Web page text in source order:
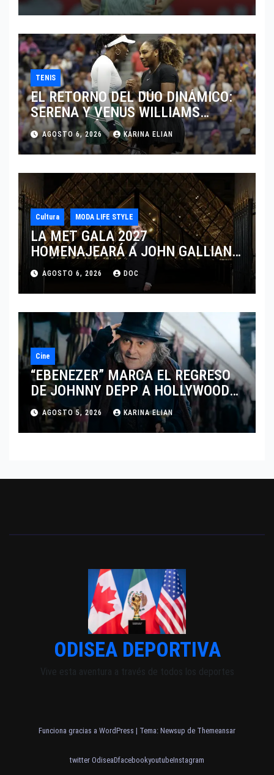
TENIS
EL RETORNO DEL DÚO DINÁMICO:
SERENA Y VENUS WILLIAMS
DISPUTARÁN LOS DOBLES EN
CINCINNATI 2026
AGOSTO 6, 2026 KARINA ELIAN
Cultura MODA LIFE STYLE
LA MET GALA 2027
HOMENAJEARÁ A JOHN GALLIANO
MARCANDO EL REGRESO DEL REY
DEL DRAMATISMO
AGOSTO 6, 2026 DOC
Cine
“EBENEZER” MARCA EL REGRESO
DE JOHNNY DEPP A HOLLYWOOD
TRAS SU PASO POR EL CINE
INDEPENDIENTE EUROPEO
AGOSTO 5, 2026 KARINA ELIAN
ODISEA DEPORTIVA
Vive esta aventura a través de todos los deportes
Funciona gracias a WordPress | Tema: Newsup de Themeansar
twitter OdiseaDfacebookyoutubeInstagram